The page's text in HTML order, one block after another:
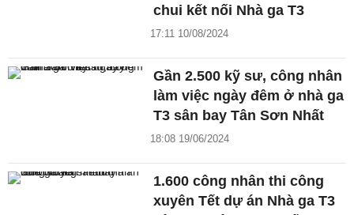
chui kết nối Nhà ga T3
17:11 10/08/2024
Gần 2.500 kỹ sư, công nhân
làm việc ngày đêm ở nhà ga
T3 sân bay Tân Sơn Nhất
18:08 19/06/2024
1.600 công nhân thi công
xuyên Tết dự án Nhà ga T3